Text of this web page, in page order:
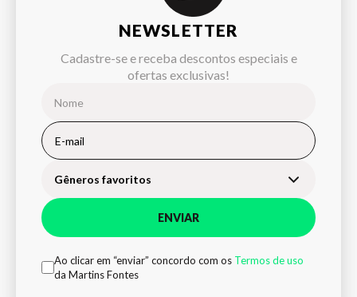
NEWSLETTER
Cadastre-se e receba descontos especiais e
ofertas exclusivas!
Gêneros favoritos
ENVIAR
Ao clicar em “enviar” concordo com os Termos de uso
da Martins Fontes